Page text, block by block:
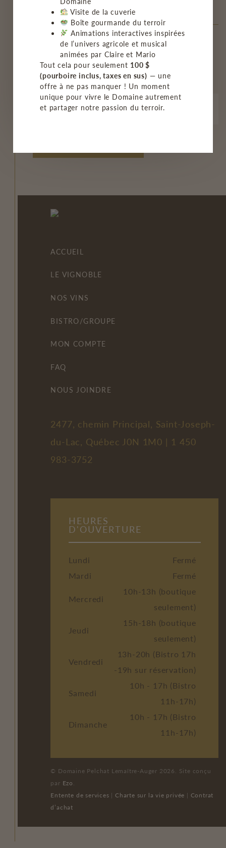
INSCRIVEZ-VOUS À NOTRE
INFOLETTRE
ACCUEIL
LE VIGNOBLE
NOS VINS
BISTRO/GROUPE
MON COMPTE
FAQ
NOUS JOINDRE
2477, chemin Principal, Saint-Joseph-
du-Lac, Québec J0N 1M0 | 1 450
983-3752
HEURES
D'OUVERTURE
Lundi
Fermé
Mardi
Fermé
Mercredi
10h-13h (boutique
seulement)
Jeudi
15h-18h (boutique
seulement)
Vendredi
13h-20h (Bistro 17h
-19h sur réservation)
Samedi
10h - 17h (Bistro
11h-17h)
Dimanche
10h - 17h (Bistro
11h-17h)
© Domaine Pelchat Lemaître-Auger 2026. Site conçu
par Ezo.
Entente de services | Charte sur la vie privée | Contrat
d’achat
Visite de la cuverie
Boîte gourmande du terroir
Animations interactives inspirées
de l’univers agricole et musical
animées par Claire et Mario
Tout cela pour seulement 100 $
(pourboire inclus, taxes en sus) — une
offre à ne pas manquer ! Un moment
unique pour vivre le Domaine autrement
et partager notre passion du terroir.